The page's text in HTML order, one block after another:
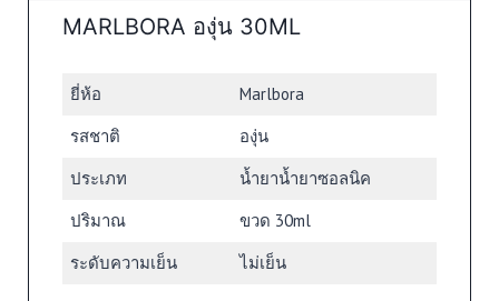
MARLBORA องุ่น 30ML
ยี่ห้อ
Marlbora
รสชาติ
องุ่น
ประเภท
น้ำยาน้ำยาซอลนิค
ปริมาณ
ขวด 30ml
ระดับความเย็น
ไม่เย็น